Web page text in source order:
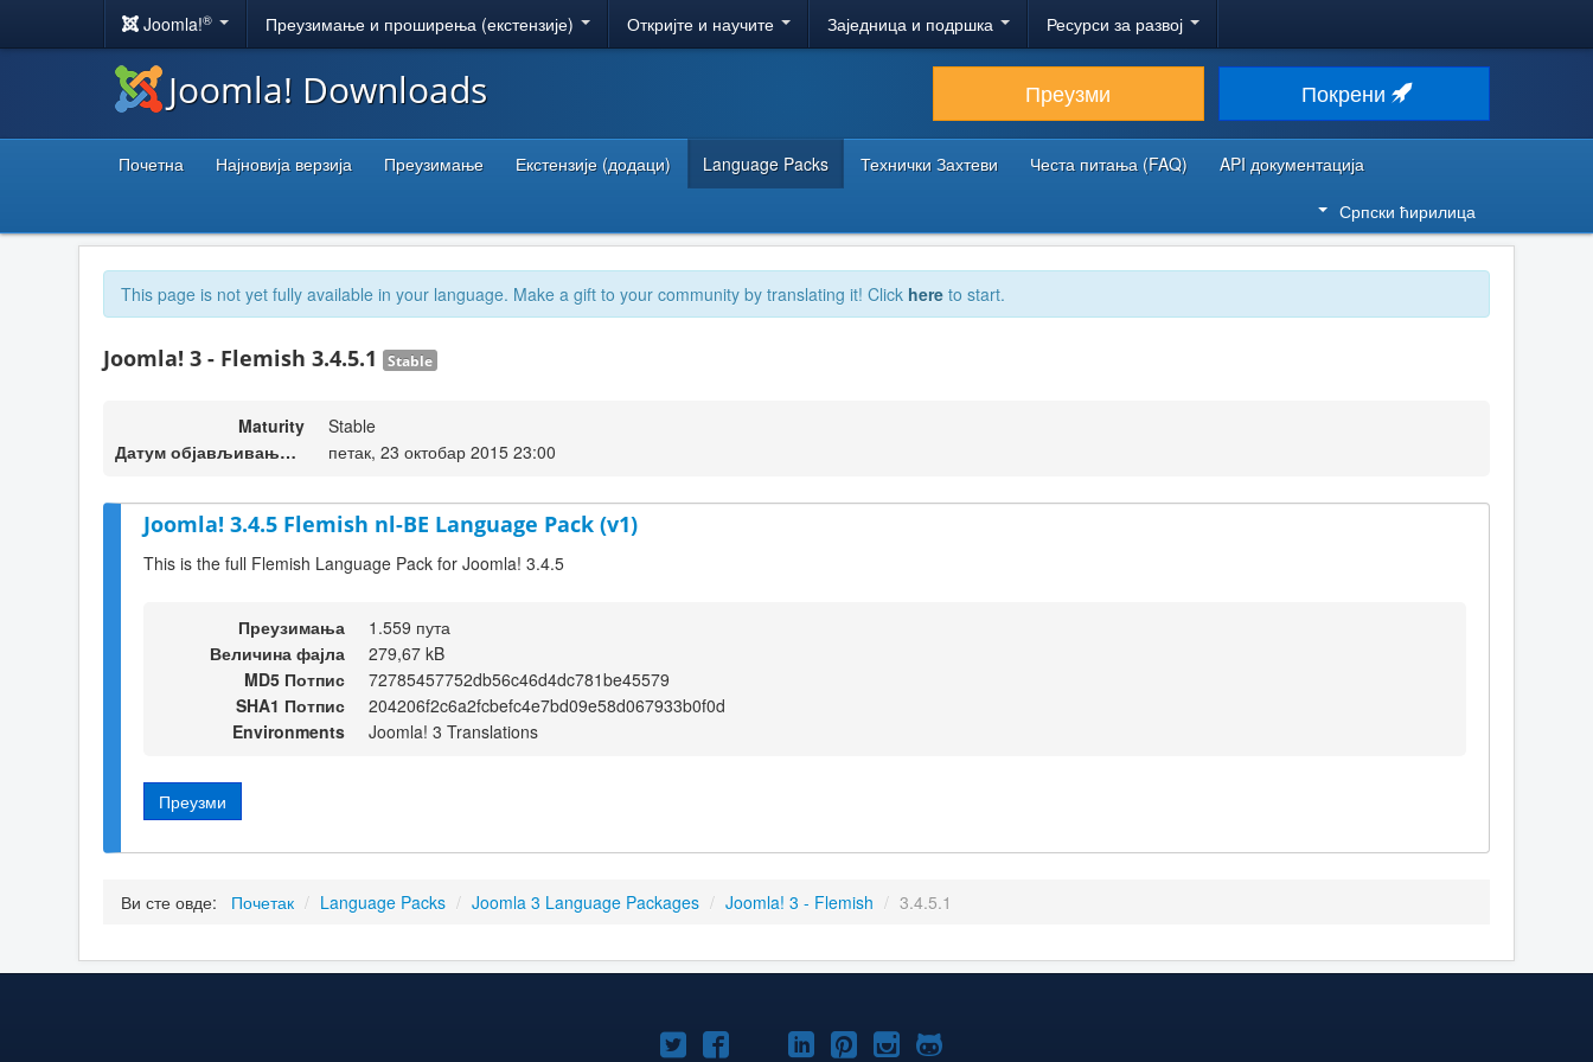
Joomla!® Преузимање и проширења (екстензије) Откријте и научите Заједница и подршка Ресурси за развој
Joomla! Downloads Преузми Покрени
Почетна Најновија верзија Преузимање Екстензије (додаци) Language Packs Технички Захтеви Честа питања (FAQ)
API документација
Српски ћирилица
This page is not yet fully available in your language. Make a gift to your community by translating it! Click here to start.
Joomla! 3 - Flemish 3.4.5.1 Stable
Maturity
Stable
Датум објављивања верзије
петак, 23 октобар 2015 23:00
Joomla! 3.4.5 Flemish nl-BE Language Pack (v1)
This is the full Flemish Language Pack for Joomla! 3.4.5
Преузимања
1.559 пута
Величина фајла
279,67 kB
MD5 Потпис
72785457752db56c46d4dc781be45579
SHA1 Потпис
204206f2c6a2fcbefc4e7bd09e58d067933b0f0d
Environments
Joomla! 3 Translations
Преузми
Ви сте овде: Почетак / Language Packs / Joomla 3 Language Packages / Joomla! 3 - Flemish / 3.4.5.1
Joomla!Joomla!Joomla!
Joomla!Joomla!
Joomla!Joomla!